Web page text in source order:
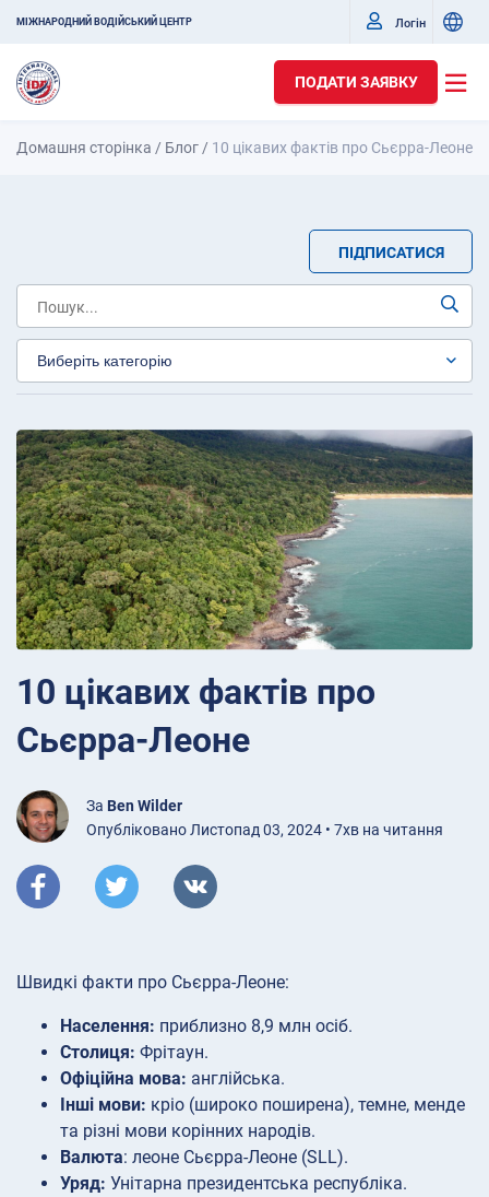
МІЖНАРОДНИЙ ВОДІЙСЬКИЙ ЦЕНТР Логін
ПОДАТИ ЗАЯВКУ
Домашня сторінка / Блог / 10 цікавих фактів про Сьєрра-Леоне
ПІДПИСАТИСЯ
10 цікавих фактів про
Сьєрра-Леоне
За Ben Wilder
Опубліковано Листопад 03, 2024 • 7хв на читання
Швидкі факти про Сьєрра-Леоне:
Населення: приблизно 8,9 млн осіб.
Столиця: Фрітаун.
Офіційна мова: англійська.
Інші мови: кріо (широко поширена), темне, менде
та різні мови корінних народів.
Валюта: леоне Сьєрра-Леоне (SLL).
Уряд: Унітарна президентська республіка.